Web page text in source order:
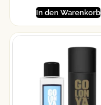
In den Warenkorb